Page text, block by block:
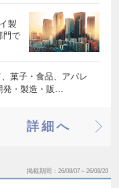
製
門で
菓子・食品、アパレ
発・製造・販…
詳細へ
掲載期間 26/08/07～26/08/20